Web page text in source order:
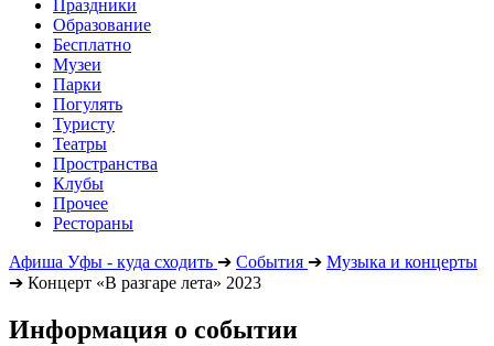
Праздники
Образование
Бесплатно
Музеи
Парки
Погулять
Туристу
Театры
Пространства
Клубы
Прочее
Рестораны
Афиша Уфы - куда сходить ➔ События ➔ Музыка и концерты
➔ Концерт «В разгаре лета» 2023
Информация о событии